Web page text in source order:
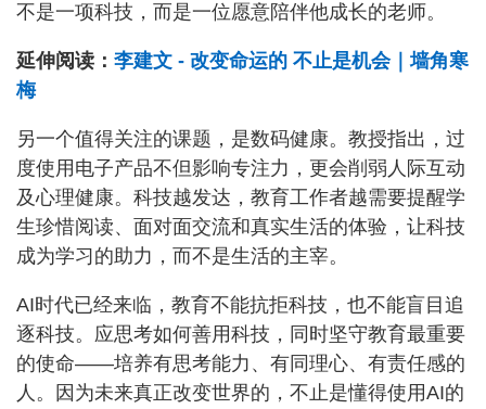
不是一项科技，而是一位愿意陪伴他成长的老师。
延伸阅读： 李建文 - 改变命运的 不止是机会｜墙角寒
梅
另一个值得关注的课题，是数码健康。教授指出，过
度使用电子产品不但影响专注力，更会削弱人际互动
及心理健康。科技越发达，教育工作者越需要提醒学
生珍惜阅读、面对面交流和真实生活的体验，让科技
成为学习的助力，而不是生活的主宰。
AI时代已经来临，教育不能抗拒科技，也不能盲目追
逐科技。应思考如何善用科技，同时坚守教育最重要
的使命——培养有思考能力、有同理心、有责任感的
人。因为未来真正改变世界的，不止是懂得使用AI的